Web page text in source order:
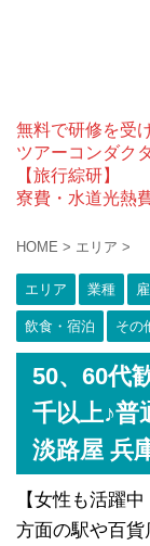
無料で研修を受
ツアーコンダク
【旅行綜研】
寮費・水道光熱
HOME > エリア >
エリア 業種
飲食・宿泊 その
50、60代
千以上♪普
淡路屋 兵
【女性も活躍
方面の駅や百